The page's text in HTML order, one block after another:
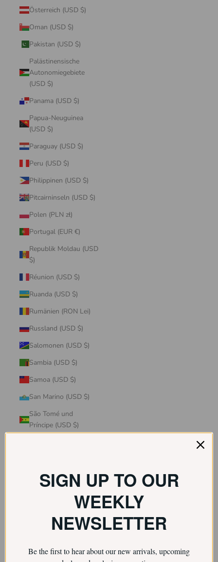
Österreich (USD $)
Oman (USD $)
Pakistan (USD $)
Palästinensische
Autonomiegebiete
(USD $)
Panama (USD $)
Papua-Neuguinea
(USD $)
Paraguay (USD $)
Peru (USD $)
Philippinen (USD $)
Pitcairninseln (USD $)
Polen (PLN zł)
Portugal (EUR €)
Republik Moldau (USD
$)
Réunion (USD $)
Ruanda (USD $)
Rumänien (RON Lei)
Russland (USD $)
Salomonen (USD $)
Sambia (USD $)
Samoa (USD $)
San Marino (USD $)
São Tomé und
Príncipe (USD $)
Schweiz (USD $)
Senegal (USD $)
Serbien (USD $)
Seychellen (USD $)
SIGN UP TO OUR
WEEKLY
NEWSLETTER
Be the first to hear about our new arrivals, upcoming